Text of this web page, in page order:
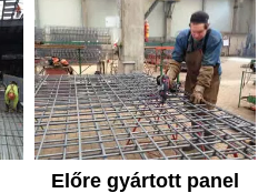
Előre gyártott panel